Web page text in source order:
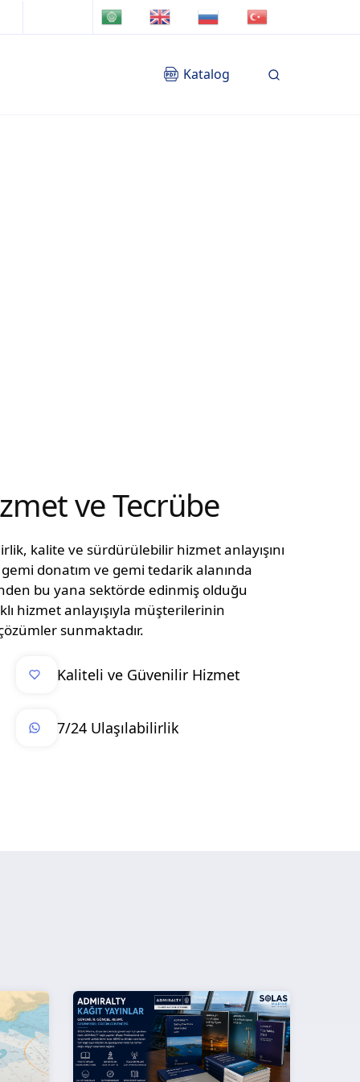
Katalog
ve Tecrübe
kalite ve sürdürülebilir hizmet anlayışını
donatım ve gemi tedarik alanında
bu yana sektörde edinmiş olduğu
hizmet anlayışıyla müşterilerinin
sunmaktadır.
Kaliteli ve Güvenilir Hizmet
7/24 Ulaşılabilirlik